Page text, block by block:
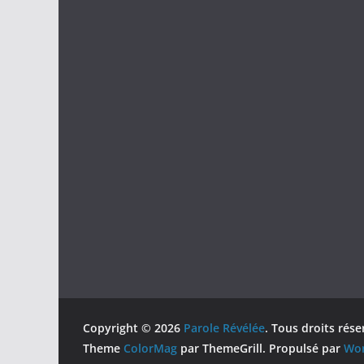
Copyright © 2026 Parole Révélée. Tous droits
Theme ColorMag par ThemeGrill. Propulsé par